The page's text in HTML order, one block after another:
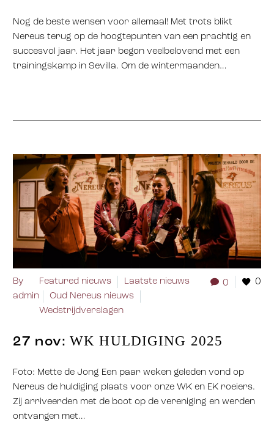
Nog de beste wensen voor allemaal! Met trots blikt
Nereus terug op de hoogtepunten van een prachtig en
succesvol jaar. Het jaar begon veelbelovend met een
trainingskamp in Sevilla. Om de wintermaanden…
0 0
By
admin
Featured nieuws
Laatste nieuws
Oud Nereus nieuws
Wedstrijdverslagen
27 nov: WK HULDIGING 2025
Foto: Mette de Jong Een paar weken geleden vond op
Nereus de huldiging plaats voor onze WK en EK roeiers.
Zij arriveerden met de boot op de vereniging en werden
ontvangen met…